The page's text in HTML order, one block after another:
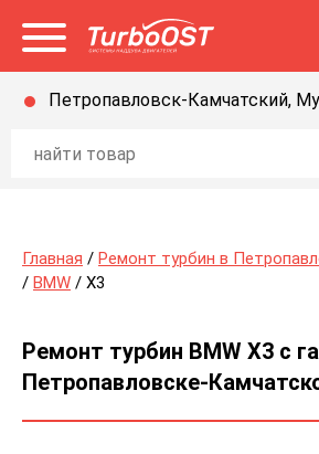
Открыть меню
Петропавловск-Камчатский,
Главная / Ремонт турбин в
/ BMW / X3
Ремонт турбин BMW X3 с
Петропавловске-